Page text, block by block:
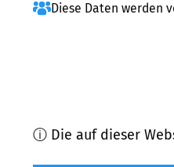
Diese Daten werden
ⓘ Die auf dieser